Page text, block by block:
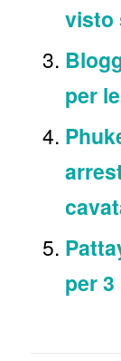
visto
per
per